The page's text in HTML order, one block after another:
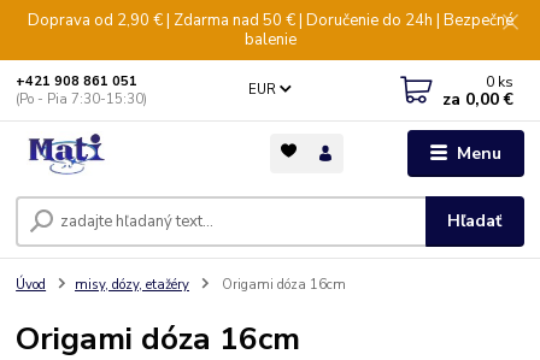
Doprava od 2,90 € | Zdarma nad 50 € | Doručenie do 24h | Bezpečné
balenie
Menu
EUR
Hľadať
+421 908 861 051
(Po - Pia 7:30-15:30)
0 ks
za 0,00 €
Úvod misy, dózy, etažéry Origami dóza 16cm
Origami dóza 16cm